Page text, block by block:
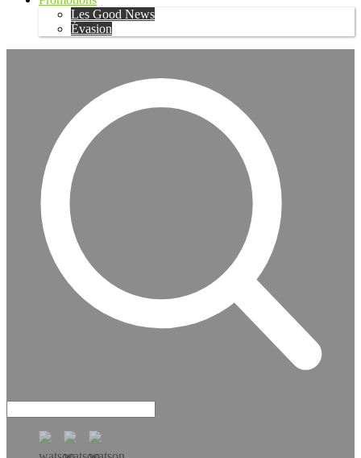
Les Good News
Évasion